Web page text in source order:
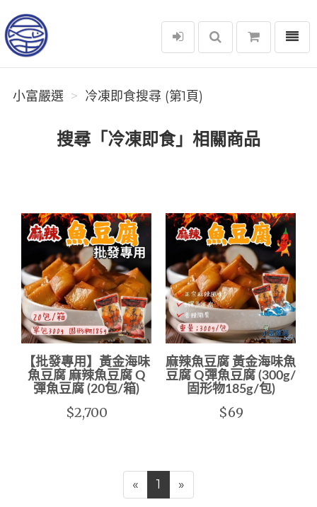
小富嚴選
選單
小富嚴選 冷凍即食搜尋 (第1頁)
搜尋「冷凍即食」相關商品
【批發專用】黃金海味
魚豆腐 麻辣魚豆腐 Q
彈魚豆腐 (20包/箱)
$2,700
麻辣魚豆腐 黃金海味魚
豆腐 Q彈魚豆腐 (300g/
固形物185g/包)
$69
« 1 »